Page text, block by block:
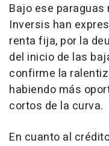
Bajo ese
Inversis han
renta fija, por la
del inicio de las
confirme la
habiendo más
cortos de la curva.
En cuanto al